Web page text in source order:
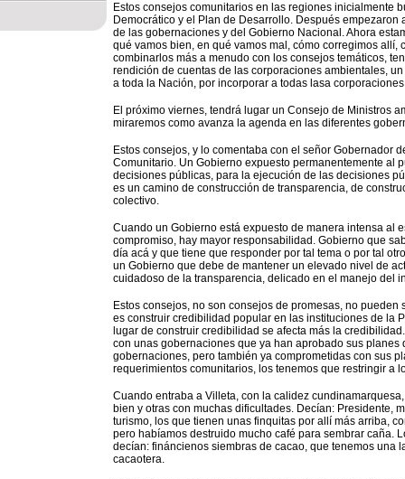
Estos consejos comunitarios en las regiones inicialmente
Democrático y el Plan de Desarrollo. Después
de las gobernaciones y del Gobierno Nacional. Ahora
qué vamos bien, en qué vamos mal, cómo corregimos
combinarlos más a menudo con los consejos temáticos,
rendición de cuentas de las corporaciones ambientales,
a toda la Nación, por incorporar a todas lasa
El próximo viernes, tendrá lugar un Consejo de Ministros
miraremos como avanza la agenda en las diferentes
Estos consejos, y lo comentaba con el señor Gobernador
Comunitario. Un Gobierno expuesto permanentemente al
decisiones públicas, para la ejecución de las decisiones
es un camino de construcción de transparencia, de
colectivo.
Cuando un Gobierno está expuesto de manera intensa al
compromiso, hay mayor responsabilidad. Gobierno que
día acá y que tiene que responder por tal tema o por tal
un Gobierno que debe de mantener un elevado nivel de
cuidadoso de la transparencia, delicado en el manejo del
Estos consejos, no son consejos de promesas, no
es construir credibilidad popular en las instituciones de la
lugar de construir credibilidad se afecta más la
con unas gobernaciones que ya han aprobado sus
gobernaciones, pero también ya comprometidas con sus
requerimientos comunitarios, los tenemos que restringir a
Cuando entraba a Villeta, con la calidez
bien y otras con muchas dificultades. Decían: Presidente,
turismo, los que tienen unas finquitas por allí más arriba,
pero habíamos destruido mucho café para sembrar caña.
decían: fináncienos siembras de cacao, que tenemos una
cacaotera.